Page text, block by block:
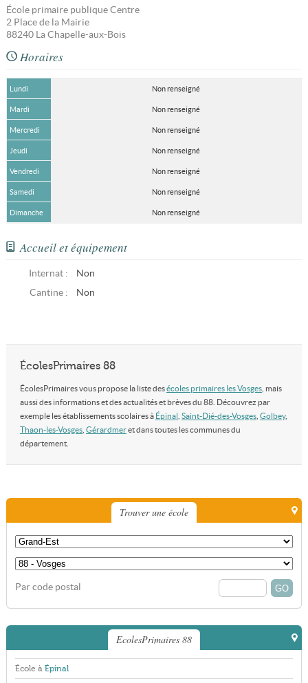
École primaire publique Centre
2 Place de la Mairie
88240 La Chapelle-aux-Bois
Horaires
Lundi Non renseigné
Mardi Non renseigné
Mercredi Non renseigné
Jeudi Non renseigné
Vendredi Non renseigné
Samedi Non renseigné
Dimanche Non renseigné
Accueil et équipement
Internat :
Non
Cantine :
Non
ÉcolesPrimaires 88
ÉcolesPrimaires vous propose la liste desécoles primaires les Vosges, mais
aussi des informations et des actualités et brèves du 88. Découvrez par
exemple les établissements scolaires à Épinal Saint-Dié-des-Vosges, Golbey,
Thaon-les-Vosges, Gérardmeret dans toutes les communes du
département.
Trouver une école
Par code postal
EcolesPrimaires 88
École à Épinal